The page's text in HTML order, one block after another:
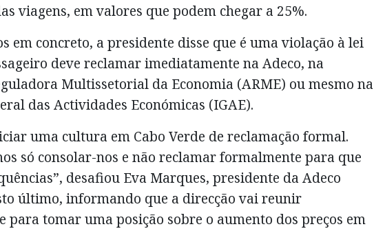
viagens, em valores que podem chegar a 25%.
em concreto, a presidente disse que é uma violação à lei
deve reclamar imediatamente na Adeco, na
Multissetorial da Economia (ARME) ou mesmo na
das Actividades Económicas (IGAE).
uma cultura em Cabo Verde de reclamação formal.
só consolar-nos e não reclamar formalmente para que
desafiou Eva Marques, presidente da Adeco
último, informando que a direcção vai reunir
para tomar uma posição sobre o aumento dos preços em